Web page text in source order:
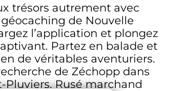
trésors autrement avec
de Nouvelle
l’application et plongez
Partez en balade et
de véritables aventuriers.
de Zéchopp dans
Pluviers. Rusé marchand